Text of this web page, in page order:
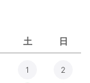
土 日
1 2